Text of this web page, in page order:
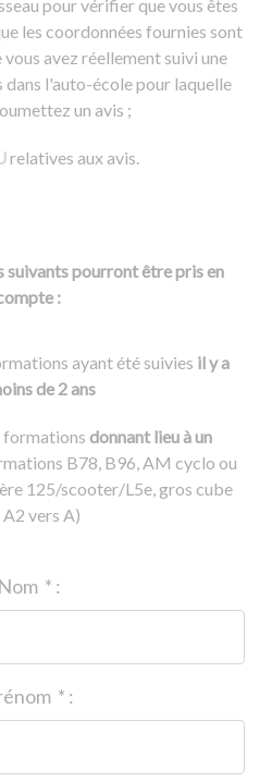
pour vérifier que vous êtes
les coordonnées fournies sont
avez réellement suivi une
l'auto-école pour laquelle
un avis ;
relatives aux avis.
suivants pourront être pris en
:
ayant été suivies il y a
de 2 ans
formations donnant lieu à un
B78, B96, AM cyclo ou
125/scooter/L5e, gros cube
A2 vers A)
* :
* :